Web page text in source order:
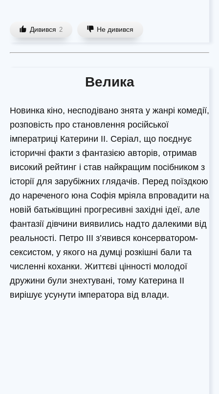
Дивився 2 Не дивився
Велика
Новинка кіно, несподівано знята у жанрі комедії,
розповість про становлення російської
імператриці Катерини II. Серіал, що поєднує
історичні факти з фантазією авторів, отримав
високий рейтинг і став найкращим посібником з
історії для зарубіжних глядачів. Перед поїздкою
до нареченого юна Софія мріяла впровадити на
новій батьківщині прогресивні західні ідеї, але
фантазії дівчини виявились надто далекими від
реальності. Петро III з’явився консерватором-
сексистом, у якого на думці розкішні бали та
численні коханки. Життєві цінності молодої
дружини були знехтувані, тому Катерина II
вирішує усунути імператора від влади.